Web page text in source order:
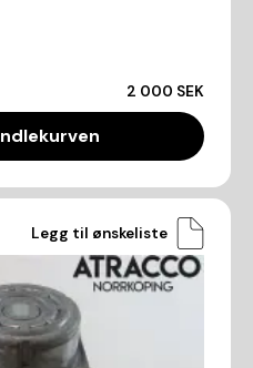
2 000 SEK
Legg til ønskeliste